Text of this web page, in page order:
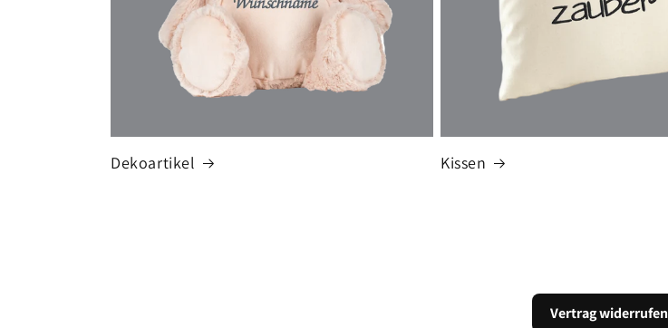
Dekoartikel Kissen
Vertrag widerrufen